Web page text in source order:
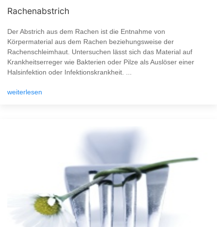
Rachenabstrich
Der Abstrich aus dem Rachen ist die Entnahme von
Körpermaterial aus dem Rachen beziehungsweise der
Rachenschleimhaut. Untersuchen lässt sich das Material auf
Krankheitserreger wie Bakterien oder Pilze als Auslöser einer
Halsinfektion oder Infektionskrankheit. ...
weiterlesen